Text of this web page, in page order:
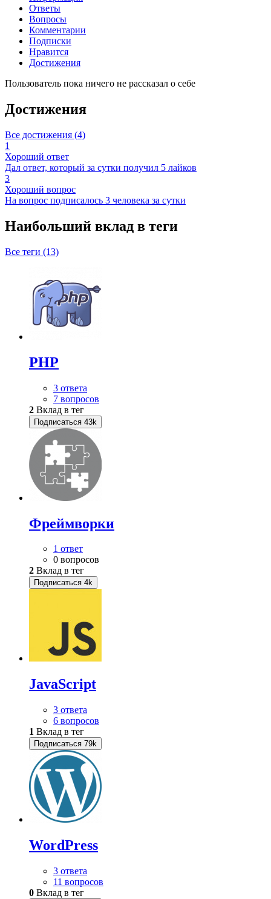
Ответы
Вопросы
Комментарии
Подписки
Нравится
Достижения
Пользователь пока ничего не рассказал о себе
Достижения
Все достижения (4)
1
Хороший ответ
Дал ответ, который за сутки получил 5 лайков
3
Хороший вопрос
На вопрос подписалось 3 человека за сутки
Наибольший вклад в теги
Все теги (13)
PHP
3 ответа
7 вопросов
2 Вклад в тег
Подписаться 43k
Фреймворки
1 ответ
0 вопросов
2 Вклад в тег
Подписаться 4k
JavaScript
3 ответа
6 вопросов
1 Вклад в тег
Подписаться 79k
WordPress
3 ответа
11 вопросов
0 Вклад в тег